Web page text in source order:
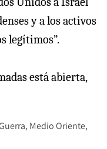
y a los activos
legítimos”.
está abierta,
Medio Oriente